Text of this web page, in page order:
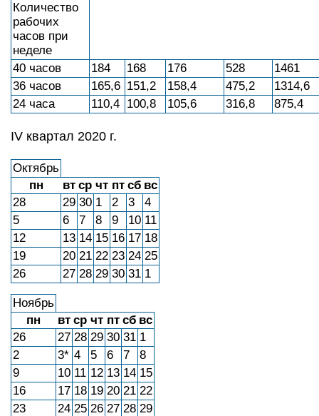
Количество
рабочих
часов при
неделе
40 часов
184 168 176 528
1461
36 часов
165,6 151,2 158,4 475,2
1314,6
24 часа
110,4 100,8 105,6 316,8 875,4
IV квартал 2020 г.
Октябрь
пн
вт ср чт пт сб вс
28
29 30 1 2 3
4
5
6 7 8 9 10 11
12
13 14 15 16 17 18
19
20 21 22 23 24 25
26
27 28 29 30 31 1
Ноябрь
пн
вт ср чт пт сб вс
26
27 28 29 30 31 1
2
3* 4 5 6 7
8
9
10 11 12 13 14 15
16
17 18 19 20 21 22
23
24 25 26 27 28 29